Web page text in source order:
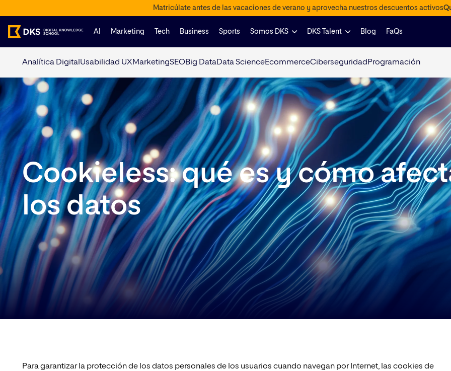
Matricúlate antes de las vacaciones de verano y aprovecha nuestros descuentos activos
AI Marketing Tech Business Sports Somos DKS DKS Talent Blog FaQs
Analítica Digital Usabilidad UXMarketingSEOBig DataData ScienceEcommerceCiberseguridad Programación
Cookieless: qué es y cómo
los datos
Para garantizar la protección de los datos personales de los usuarios cuando navegan por Internet, las cookies de